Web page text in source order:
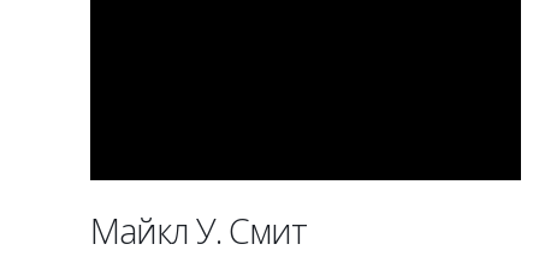
Майкл У. Смит